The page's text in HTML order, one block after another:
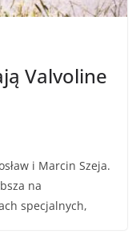
Valvoline
i Marcin Szeja.
na
specjalnych,